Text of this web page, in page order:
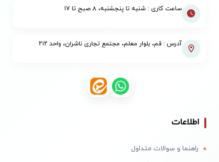
ساعت کاری : شنبه تا پنجشنبه، ۸ صبح تا ۱۷
آدرس : قم، بلوار معلم، مجتمع تجاری ناشران، واحد ۲۱۲
اطلاعات
راهنما و سوالات متداول